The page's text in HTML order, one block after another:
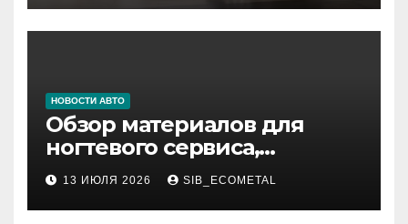
НОВОСТИ АВТО
Обзор материалов для
ногтевого сервиса,
наращивания ресниц и
депиляции
13 ИЮЛЯ 2026 SIB_ECOMETAL